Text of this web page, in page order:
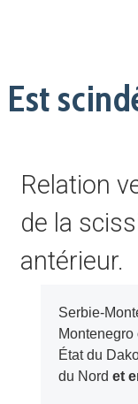
Est
Relation vers le lieu résultant
de la
antérieur.
Serbie-
Montenegro
État du
du Nord et